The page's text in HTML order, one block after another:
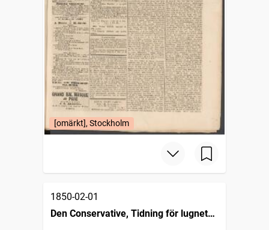
[omärkt], Stockholm
1850-02-01
Den Conservative, Tidning för lugnets,